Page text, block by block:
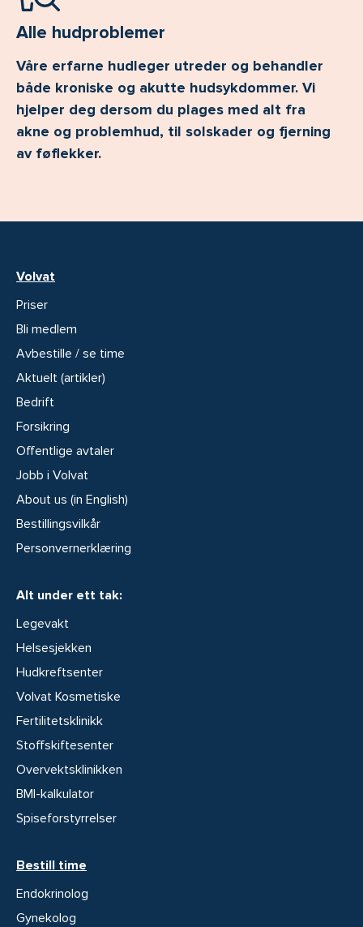
Alle hudproblemer
Våre erfarne hudleger utreder og behandler
både kroniske og akutte hudsykdommer. Vi
hjelper deg dersom du plages med alt fra
akne og problemhud, til solskader og fjerning
av føflekker.
Volvat
Priser
Bli medlem
Avbestille / se time
Aktuelt (artikler)
Bedrift
Forsikring
Offentlige avtaler
Jobb i Volvat
About us (in English)
Bestillingsvilkår
Personvernerklæring
Alt under ett tak:
Legevakt
Helsesjekken
Hudkreftsenter
Volvat Kosmetiske
Fertilitetsklinikk
Stoffskiftesenter
Overvektsklinikken
BMI-kalkulator
Spiseforstyrrelser
Bestill time
Endokrinolog
Gynekolog